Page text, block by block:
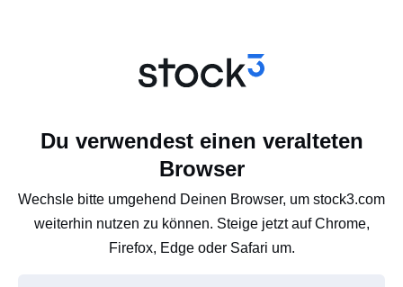
Du verwendest einen veralteten
Browser
Wechsle bitte umgehend Deinen Browser, um stock3.com
weiterhin nutzen zu können. Steige jetzt auf Chrome,
Firefox, Edge oder Safari um.